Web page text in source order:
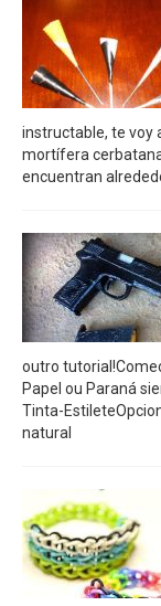
instructable, te voy
mortífera
encuentran
outro
Papel ou Paraná
Tinta-
natural